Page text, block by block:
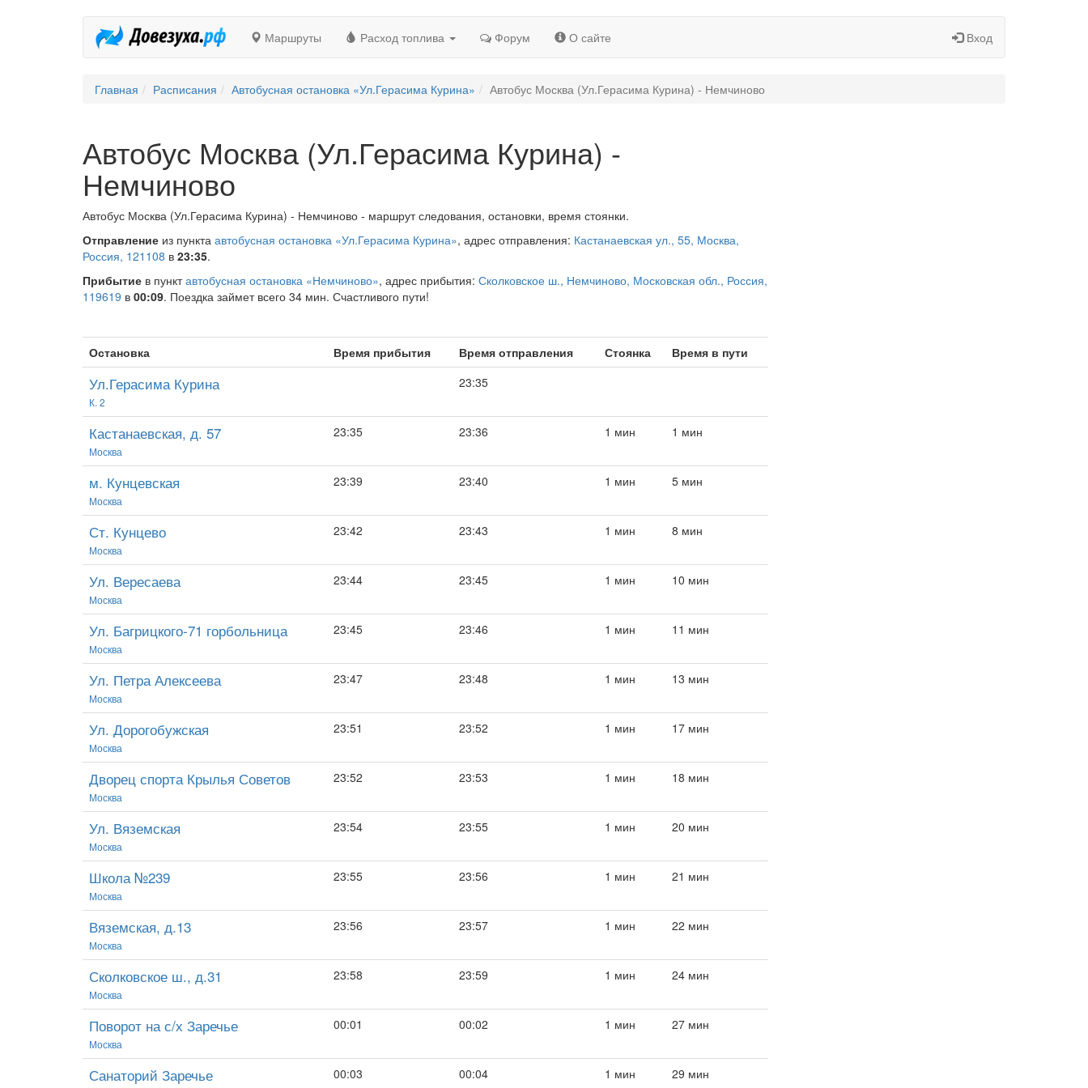
Маршруты Расход топлива Форум О сайте Вход
Главная Расписания Автобусная остановка «Ул.Герасима Курина» Автобус Москва (Ул.Герасима Курина) - Немчиново
Автобус Москва (Ул.Герасима Курина) -
Немчиново
Автобус Москва (Ул.Герасима Курина) - Немчиново - маршрут следования, остановки, время стоянки.
Отправление из пункта автобусная остановка «Ул.Герасима Курина», адрес отправления: Кастанаевская ул., 55, Москва,
Россия, 121108 в 23:35.
Прибытие в пунктавтобусная остановка «Немчиново», адрес прибытия: Сколковское ш., Немчиново, Московская обл., Россия,
119619 в 00:09. Поездка займет всего 34 мин. Счастливого пути!
Остановка Время прибытия Время отправления Стоянка Время в пути
Ул.Герасима Курина
К. 2
23:35
Кастанаевская, д. 57
Москва
23:35 23:36 1 мин 1 мин
м. Кунцевская
Москва
23:39 23:40 1 мин 5 мин
Ст. Кунцево
Москва
23:42 23:43 1 мин 8 мин
Ул. Вересаева
Москва
23:44 23:45 1 мин 10 мин
Ул. Багрицкого-71 горбольница
Москва
23:45 23:46 1 мин 11 мин
Ул. Петра Алексеева
Москва
23:47 23:48 1 мин 13 мин
Ул. Дорогобужская
Москва
23:51 23:52 1 мин 17 мин
Дворец спорта Крылья Советов
Москва
23:52 23:53 1 мин 18 мин
Ул. Вяземская
Москва
23:54 23:55 1 мин 20 мин
Школа №239
Москва
23:55 23:56 1 мин 21 мин
Вяземская, д.13
Москва
23:56 23:57 1 мин 22 мин
Сколковское ш., д.31
Москва
23:58 23:59 1 мин 24 мин
Поворот на с/х Заречье
Москва
00:01 00:02 1 мин 27 мин
Санаторий Заречье 00:03 00:04 1 мин 29 мин